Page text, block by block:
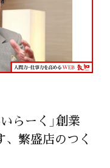
らーく」創業
繁盛店のつく